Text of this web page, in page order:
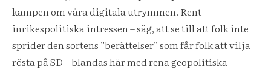
kampen om våra digitala utrymmen. Rent
inrikespolitiska intressen – säg, att se till att folk inte
sprider den sortens ”berättelser” som får folk att vilja
rösta på SD – blandas här med rena geopolitiska